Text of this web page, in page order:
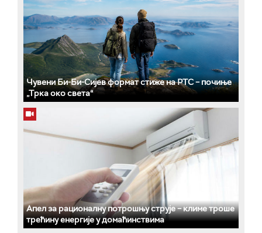
Чувени Би-Би-Сијев формат стиже на РТС – почиње
„Трка око света“
Апел за рационалну потрошњу струје – климе троше
трећину енергије у домаћинствима